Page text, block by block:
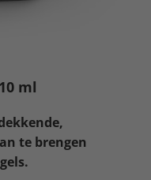
ml
te brengen